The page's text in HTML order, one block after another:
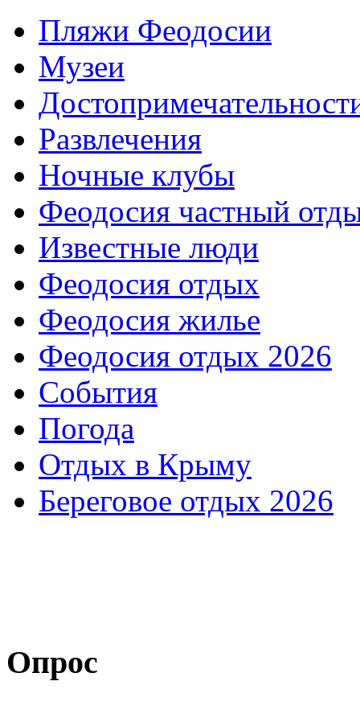
Пляжи Феодосии
Музеи
Развлечения
Ночные клубы
Феодосия частный
Известные люди
Феодосия отдых
Феодосия жилье
Феодосия отдых 2026
События
Погода
Отдых в Крыму
Береговое отдых 2026
Опрос